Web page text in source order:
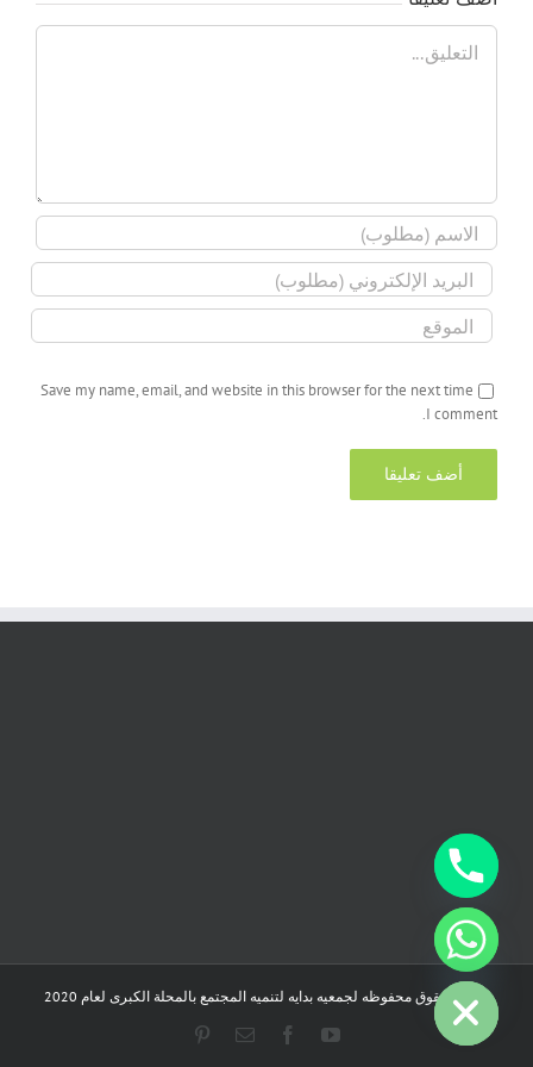
تعليق
Save my name, email, and website in this browser for the next time
I comment.
جميع الحقوق محفوظه لجمعيه بدايه لتنميه المجتمع بالمحلة الكبرى لعام 2020
YouTube
Facebook
Email
Hide
chaty